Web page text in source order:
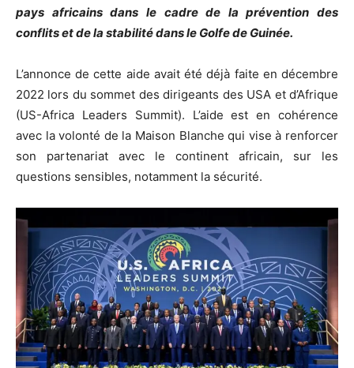
pays africains dans le cadre de la prévention des
conflits et de la stabilité dans le Golfe de Guinée.
L’annonce de cette aide avait été déjà faite en décembre
2022 lors du sommet des dirigeants des USA et d’Afrique
(US-Africa Leaders Summit). L’aide est en cohérence
avec la volonté de la Maison Blanche qui vise à renforcer
son partenariat avec le continent africain, sur les
questions sensibles, notamment la sécurité.